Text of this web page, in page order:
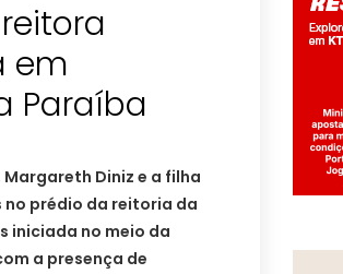
em
Paraíba
Diniz e a filha
prédio da reitoria da
iniciada no meio da
a presença de